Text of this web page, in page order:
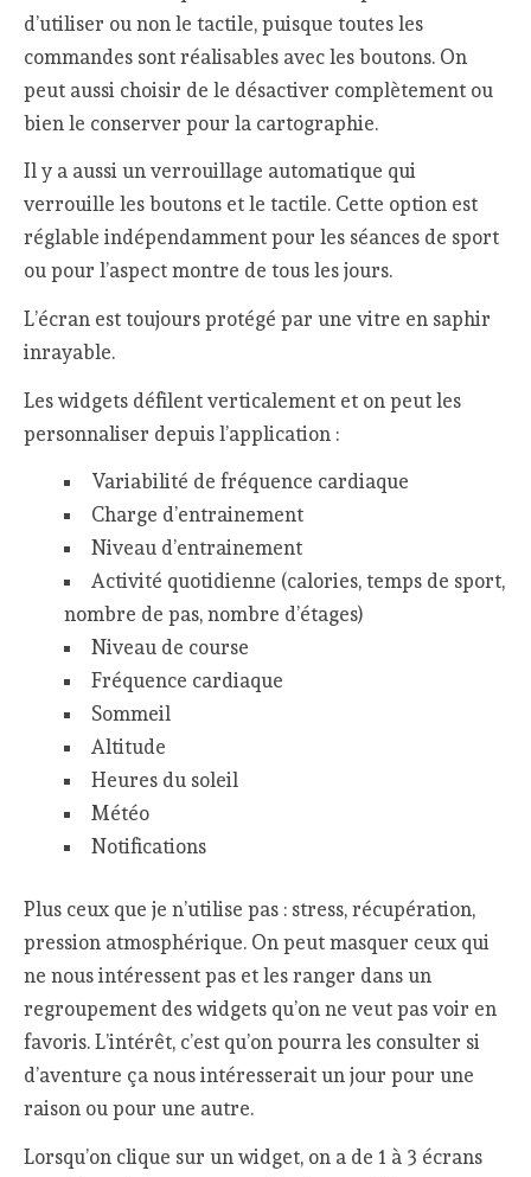
d’utiliser ou non le tactile, puisque toutes les
commandes sont réalisables avec les boutons. On
peut aussi choisir de le désactiver complètement ou
bien le conserver pour la cartographie.
Il y a aussi un verrouillage automatique qui
verrouille les boutons et le tactile. Cette option est
réglable indépendamment pour les séances de sport
ou pour l’aspect montre de tous les jours.
L’écran est toujours protégé par une vitre en saphir
inrayable.
Les widgets défilent verticalement et on peut les
personnaliser depuis l’application :
Variabilité de fréquence cardiaque
Charge d’entrainement
Niveau d’entrainement
Activité quotidienne (calories, temps de sport,
nombre de pas, nombre d’étages)
Niveau de course
Fréquence cardiaque
Sommeil
Altitude
Heures du soleil
Météo
Notifications
Plus ceux que je n’utilise pas : stress, récupération,
pression atmosphérique. On peut masquer ceux qui
ne nous intéressent pas et les ranger dans un
regroupement des widgets qu’on ne veut pas voir en
favoris. L’intérêt, c’est qu’on pourra les consulter si
d’aventure ça nous intéresserait un jour pour une
raison ou pour une autre.
Lorsqu’on clique sur un widget, on a de 1 à 3 écrans